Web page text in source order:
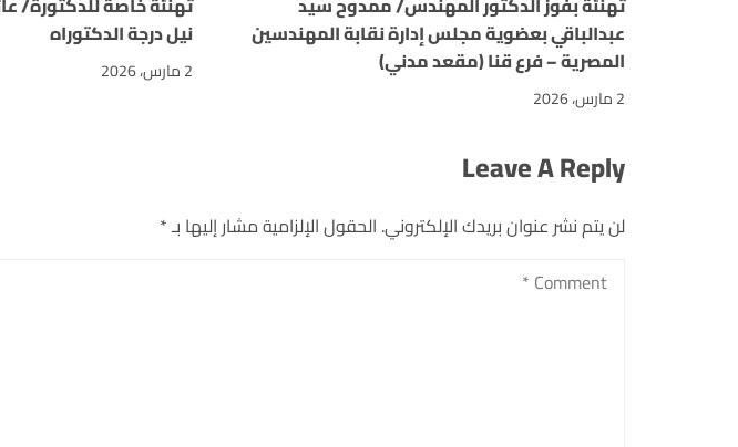
عبدالباقي بعضوية مجلس إدارة نقابة المهندسين
المصرية – فرع قنا (مقعد مدني)
2 مارس، 2026
نيل درجة الدكتوراه
2 مارس، 2026
Leave A Reply
لن يتم نشر عنوان بريدك الإلكتروني. الحقول الإلزامية مشار إليها بـ*